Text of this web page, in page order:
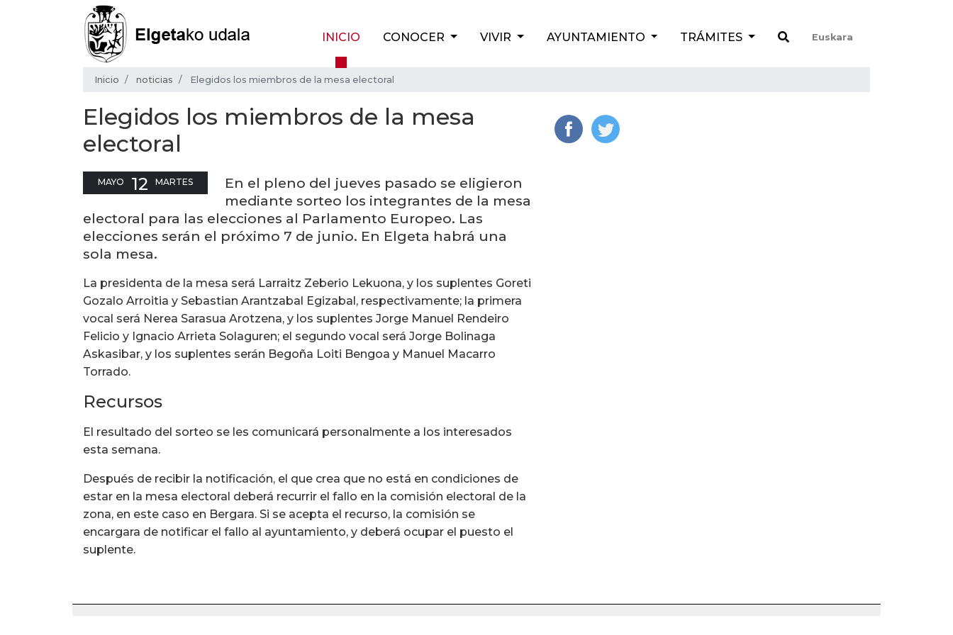
INICIO CONOCER VIVIR AYUNTAMIENTO TRÁMITES Euskara
Inicio noticias Elegidos los miembros de la mesa electoral
Elegidos los miembros de la mesa
electoral
MAYO 12 MARTES
En el pleno del jueves pasado se eligieron
mediante sorteo los integrantes de la mesa
electoral para las elecciones al Parlamento Europeo. Las
elecciones serán el próximo 7 de junio. En Elgeta habrá una
sola mesa.
La presidenta de la mesa será Larraitz Zeberio Lekuona, y los suplentes Goreti
Gozalo Arroitia y Sebastian Arantzabal Egizabal, respectivamente; la primera
vocal será Nerea Sarasua Arotzena, y los suplentes Jorge Manuel Rendeiro
Felicio y Ignacio Arrieta Solaguren; el segundo vocal será Jorge Bolinaga
Askasibar, y los suplentes serán Begoña Loiti Bengoa y Manuel Macarro
Torrado.
Recursos
El resultado del sorteo se les comunicará personalmente a los interesados
esta semana.
Después de recibir la notificación, el que crea que no está en condiciones de
estar en la mesa electoral deberá recurrir el fallo en la comisión electoral de la
zona, en este caso en Bergara. Si se acepta el recurso, la comisión se
encargara de notificar el fallo al ayuntamiento, y deberá ocupar el puesto el
suplente.